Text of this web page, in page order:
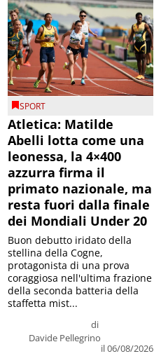
SPORT
Atletica: Matilde
Abelli lotta come una
leonessa, la 4×400
azzurra firma il
primato nazionale, ma
resta fuori dalla finale
dei Mondiali Under 20
di
Davide Pellegrino
il 06/08/2026
Buon debutto iridato della
stellina della Cogne,
protagonista di una prova
coraggiosa nell'ultima frazione
della seconda batteria della
staffetta mist...